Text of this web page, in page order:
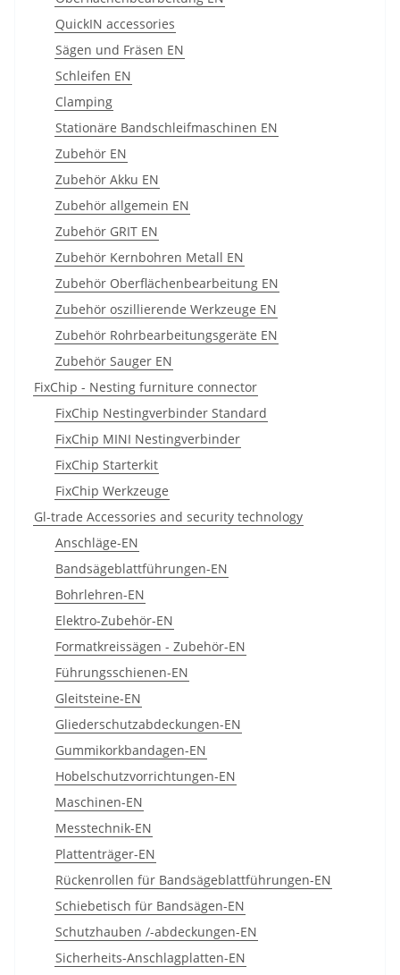
QuickIN accessories
Sägen und Fräsen EN
Schleifen EN
Clamping
Stationäre Bandschleifmaschinen EN
Zubehör EN
Zubehör Akku EN
Zubehör allgemein EN
Zubehör GRIT EN
Zubehör Kernbohren Metall EN
Zubehör Oberflächenbearbeitung EN
Zubehör oszillierende Werkzeuge EN
Zubehör Rohrbearbeitungsgeräte EN
Zubehör Sauger EN
FixChip - Nesting furniture connector
FixChip Nestingverbinder Standard
FixChip MINI Nestingverbinder
FixChip Starterkit
FixChip Werkzeuge
Gl-trade Accessories and security technology
Anschläge-EN
Bandsägeblattführungen-EN
Bohrlehren-EN
Elektro-Zubehör-EN
Formatkreissägen - Zubehör-EN
Führungsschienen-EN
Gleitsteine-EN
Gliederschutzabdeckungen-EN
Gummikorkbandagen-EN
Hobelschutzvorrichtungen-EN
Maschinen-EN
Messtechnik-EN
Plattenträger-EN
Rückenrollen für Bandsägeblattführungen-EN
Schiebetisch für Bandsägen-EN
Schutzhauben /-abdeckungen-EN
Sicherheits-Anschlagplatten-EN